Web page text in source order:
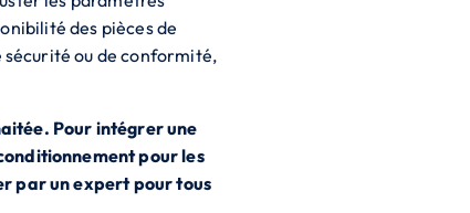
des pièces de
sécurité ou de conformité,
Pour intégrer une
pour les
par un expert pour tous